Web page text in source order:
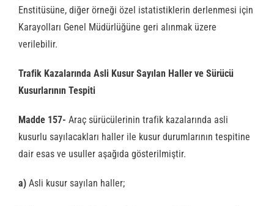
Enstitüsüne, diğer örneği özel istatistiklerin derlenmesi için
Karayolları Genel Müdürlüğüne geri alınmak üzere
verilebilir.
Trafik Kazalarında Asli Kusur Sayılan Haller ve Sürücü
Kusurlarının Tespiti
Madde 157- Araç sürücülerinin trafik kazalarında asli
kusurlu sayılacakları haller ile kusur durumlarının tespitine
dair esas ve usuller aşağıda gösterilmiştir.
a) Asli kusur sayılan haller;